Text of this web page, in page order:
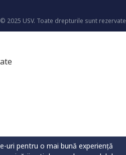
© 2025 USV. Toate drepturile sunt rezervate
uri pentru o mai bună experiență